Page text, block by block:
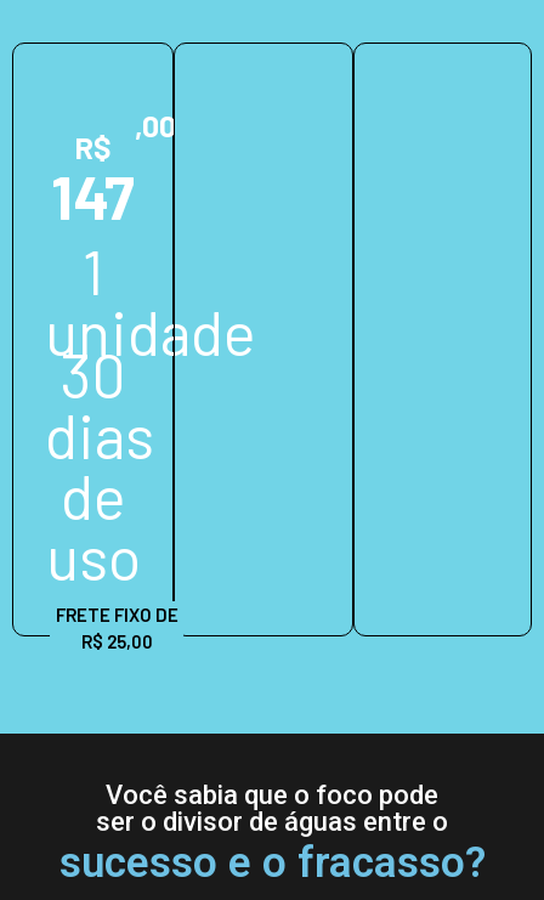
R$
147
,00
1
unidade
30
dias
de
uso
FRETE FIXO DE
R$ 25,00
Você sabia que o foco pode
ser o divisor de águas entre o
sucesso e o fracasso?